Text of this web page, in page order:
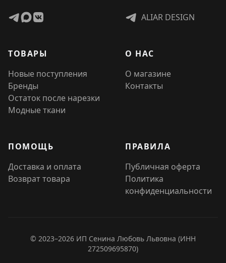
ALIAR DESIGN
ТОВАРЫ
Новые поступления
Бренды
Остаток после нарезки
Модные ткани
О НАС
О магазине
Контакты
ПОМОЩЬ
Доставка и оплата
Возврат товара
ПРАВИЛА
Публичная оферта
Политика
конфиденциальности
© 2023–2026 ИП Сенина Любовь Львовна (ИНН
272509695870)